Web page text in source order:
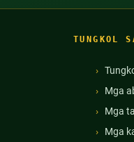
TUNGKOL
Mga
Mga
Mga